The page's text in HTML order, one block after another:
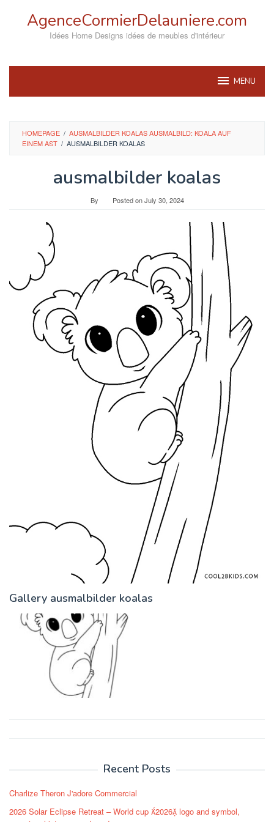
AgenceCormierDelauniere.com
Idées Home Designs idées de meubles d'intérieur
MENU
HOMEPAGE / AUSMALBILDER KOALAS AUSMALBILD: KOALA AUF
EINEM AST / AUSMALBILDER KOALAS
ausmalbilder koalas
By Posted onJuly 30, 2024
Gallery ausmalbilder koalas
Recent Posts
Charlize Theron J'adore Commercial
2026 Solar Eclipse Retreat – World cup 2026 logo and symbol,